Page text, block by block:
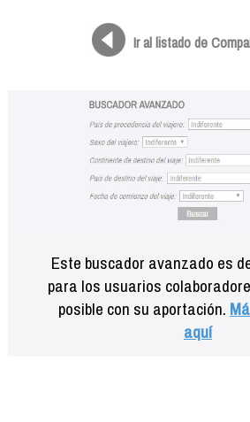
Ir al listado de
Este buscador avanzado es
para los usuarios
posible con su aportación.
aquí